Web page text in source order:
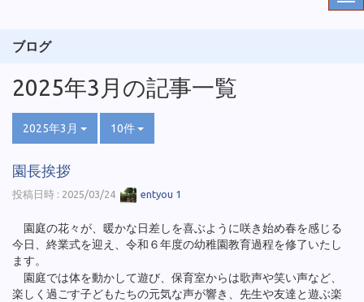
ブログ
2025年3月の記事一覧
2025年3月 10件
園長挨拶
投稿日時 : 2025/03/24 entyou 1
園庭の花々が、暖かな日差しを喜ぶように咲き始め春を感じる
今日、終業式を迎え、令和６年度の幼稚園教育過程を修了いたし
ます。
園庭では体を動かして遊び、保育室からは歌声や笑い声など、
楽しく過ごす子どもたちの元気な声が響き、先生や友達と遊ぶ楽